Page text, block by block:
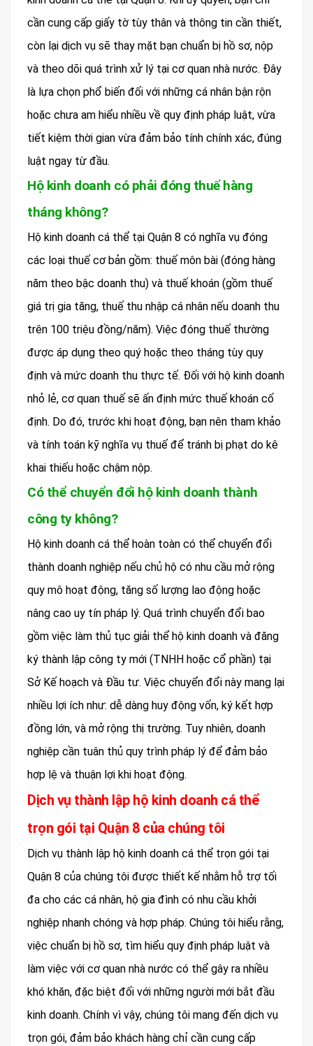
cần cung cấp giấy tờ tùy thân và thông tin cần thiết,
còn lại dịch vụ sẽ thay mặt bạn chuẩn bị hồ sơ, nộp
và theo dõi quá trình xử lý tại cơ quan nhà nước. Đây
là lựa chọn phổ biến đối với những cá nhân bận rộn
hoặc chưa am hiểu nhiều về quy định pháp luật, vừa
tiết kiệm thời gian vừa đảm bảo tính chính xác, đúng
luật ngay từ đầu.
Hộ kinh doanh có phải đóng thuế hàng
tháng không?
Hộ kinh doanh cá thể tại Quận 8 có nghĩa vụ đóng
các loại thuế cơ bản gồm: thuế môn bài (đóng hàng
năm theo bậc doanh thu) và thuế khoán (gồm thuế
giá trị gia tăng, thuế thu nhập cá nhân nếu doanh thu
trên 100 triệu đồng/năm). Việc đóng thuế thường
được áp dụng theo quý hoặc theo tháng tùy quy
định và mức doanh thu thực tế. Đối với hộ kinh doanh
nhỏ lẻ, cơ quan thuế sẽ ấn định mức thuế khoán cố
định. Do đó, trước khi hoạt động, bạn nên tham khảo
và tính toán kỹ nghĩa vụ thuế để tránh bị phạt do kê
khai thiếu hoặc chậm nộp.
Có thể chuyển đổi hộ kinh doanh thành
công ty không?
Hộ kinh doanh cá thể hoàn toàn có thể chuyển đổi
thành doanh nghiệp nếu chủ hộ có nhu cầu mở rộng
quy mô hoạt động, tăng số lượng lao động hoặc
nâng cao uy tín pháp lý. Quá trình chuyển đổi bao
gồm việc làm thủ tục giải thể hộ kinh doanh và đăng
ký thành lập công ty mới (TNHH hoặc cổ phần) tại
Sở Kế hoạch và Đầu tư. Việc chuyển đổi này mang lại
nhiều lợi ích như: dễ dàng huy động vốn, ký kết hợp
đồng lớn, và mở rộng thị trường. Tuy nhiên, doanh
nghiệp cần tuân thủ quy trình pháp lý để đảm bảo
hợp lệ và thuận lợi khi hoạt động.
Dịch vụ thành lập hộ kinh doanh cá thể
trọn gói tại Quận 8 của chúng tôi
Dịch vụ thành lập hộ kinh doanh cá thể trọn gói tại
Quận 8 của chúng tôi được thiết kế nhằm hỗ trợ tối
đa cho các cá nhân, hộ gia đình có nhu cầu khởi
nghiệp nhanh chóng và hợp pháp. Chúng tôi hiểu rằng,
việc chuẩn bị hồ sơ, tìm hiểu quy định pháp luật và
làm việc với cơ quan nhà nước có thể gây ra nhiều
khó khăn, đặc biệt đối với những người mới bắt đầu
kinh doanh. Chính vì vậy, chúng tôi mang đến dịch vụ
trọn gói, đảm bảo khách hàng chỉ cần cung cấp